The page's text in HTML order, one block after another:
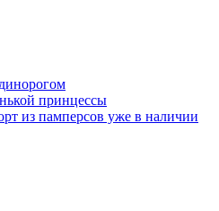
принцессы
из памперсов уже в наличии